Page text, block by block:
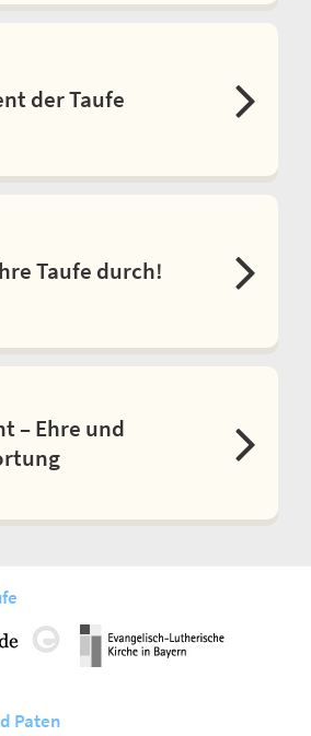
der Taufe
Taufe durch!
– Ehre und
Paten